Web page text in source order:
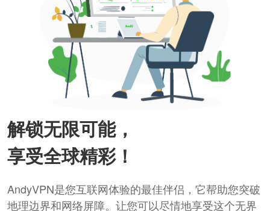
解锁无限可能，
享受全球精彩！
AndyVPN是您互联网体验的最佳伴侣，它帮助您突破
地理边界和网络屏障。让您可以尽情地享受这个无界